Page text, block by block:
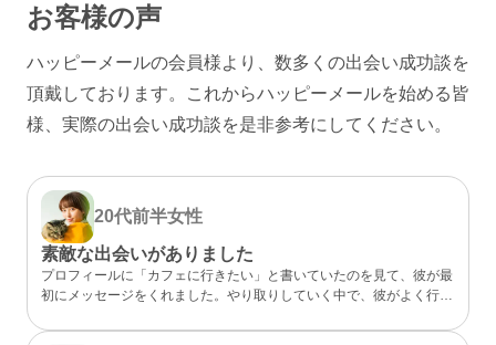
お客様の声
ハッピーメールの会員様より、数多くの出会い成功談を
頂戴しております。
これからハッピーメールを始める皆
様、実際の出会い成功談を是非参考にしてください。
20代前半女性
素敵な出会いがありました
プロフィールに「カフェに行きたい」と書いていたのを見て、彼が最
初にメッセージをくれました。やり取りしていく中で、彼がよく行く
となく気になるところが一緒だったので、私的には今までになくメッ